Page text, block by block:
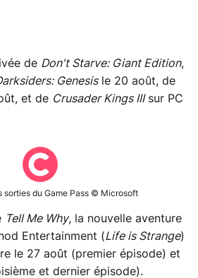
de Don't Starve: Giant Edition,
Genesisle 20 août, de
et de Crusader Kings IIIsur PC
sorties du Game Pass © Microsoft
Tell Me Why, la nouvelle aventure
Entertainment (Life is Strange)
le 27 août (premier épisode) et
et dernier épisode).